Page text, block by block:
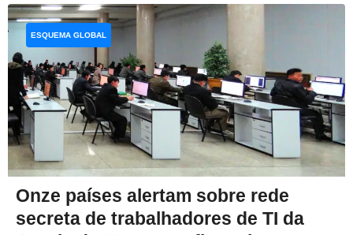
Onze países alertam sobre rede
secreta de trabalhadores de TI da
ESQUEMA GLOBAL